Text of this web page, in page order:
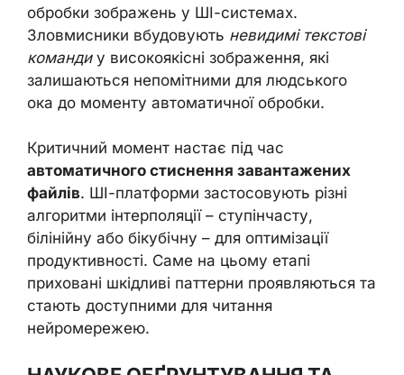
обробки зображень у ШІ-системах.
Зловмисники вбудовують невидимі текстові
командиу високоякісні зображення, які
залишаються непомітними для людського
ока до моменту автоматичної обробки.
Критичний момент настає під час
автоматичного стиснення завантажених
файлів. ШІ-платформи застосовують різні
алгоритми інтерполяції – ступінчасту,
білінійну або бікубічну – для оптимізації
продуктивності. Саме на цьому етапі
приховані шкідливі паттерни проявляються та
стають доступними для читання
нейромережею.